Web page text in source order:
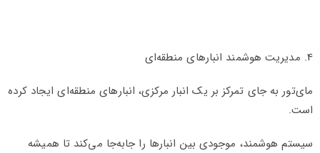
4. مدیریت هوشمند انبارهای منطقه‌ای
مای‌تور به جای تمرکز بر یک انبار مرکزی، انبارهای منطقه‌ای ایجاد کرده
است.
سیستم هوشمند، موجودی بین انبارها را جابه‌جا می‌کند تا همیشه